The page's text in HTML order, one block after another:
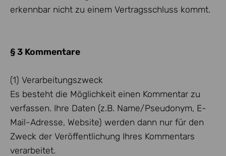
erkennbar nicht zu einem Vertragsschluss kommt.
§ 3 Kommentare
(1) Verarbeitungszweck
Es besteht die Möglichkeit einen Kommentar zu
verfassen. Ihre Daten (z.B. Name/Pseudonym, E-
Mail-Adresse, Website) werden dann nur für den
Zweck der Veröffentlichung Ihres Kommentars
verarbeitet.